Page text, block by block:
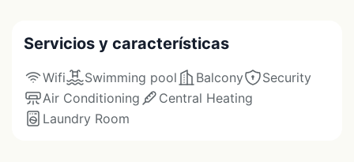
Servicios y características
Wifi Swimming pool Balcony
Security
Air Conditioning
Central Heating
Laundry Room